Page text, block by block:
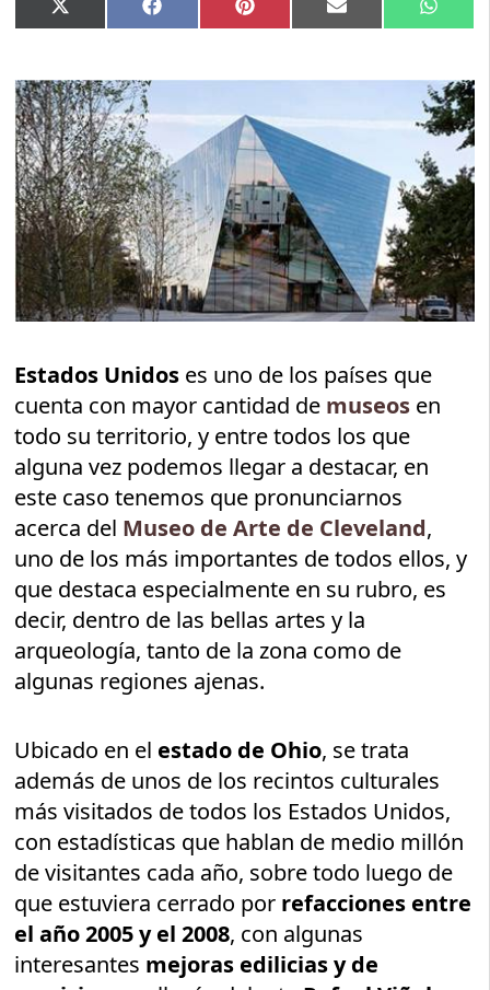
Compartir
en
X
(Twitter)
Compartir
en
Facebook Compartir
en
Pinterest Compartir
en
Email
en
Estados Unidos es uno de los países que
cuenta con mayor cantidad de museos en
todo su territorio, y entre todos los que
alguna vez podemos llegar a destacar, en
este caso tenemos que pronunciarnos
acerca del Museo de Arte de Cleveland,
uno de los más importantes de todos ellos, y
que destaca especialmente en su rubro, es
decir, dentro de las bellas artes y la
arqueología, tanto de la zona como de
algunas regiones ajenas.
Ubicado en el estado de Ohio, se trata
además de unos de los recintos culturales
más visitados de todos los Estados Unidos,
con estadísticas que hablan de medio millón
de visitantes cada año, sobre todo luego de
que estuviera cerrado por refacciones entre
el año 2005 y el 2008, con algunas
interesantes mejoras edilicias y de